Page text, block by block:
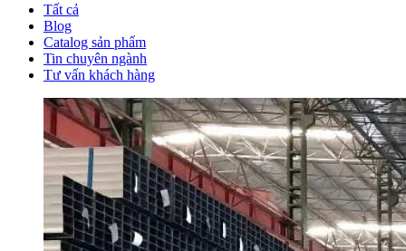
Tất cả
Blog
Catalog sản phẩm
Tin chuyên ngành
Tư vấn khách hàng